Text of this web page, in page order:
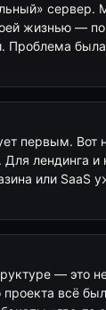
сервер.
жизнью —
Проблема
первым. Вот
лендинга и
или SaaS
— это
проекта всё